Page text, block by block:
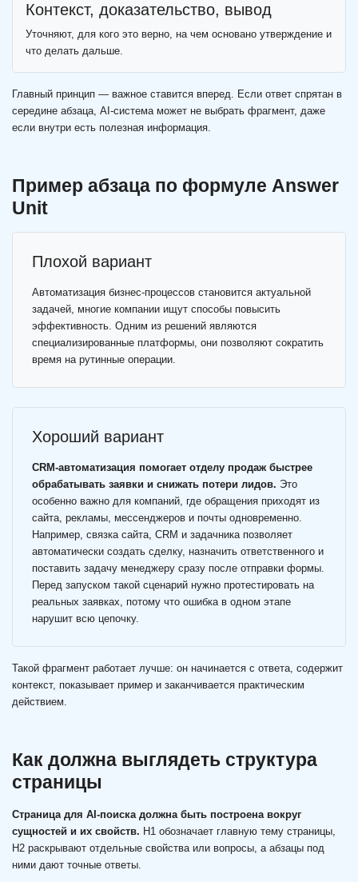
Контекст, доказательство, вывод
Уточняют, для кого это верно, на чем основано утверждение и
что делать дальше.
Главный принцип — важное ставится вперед. Если ответ спрятан в
середине абзаца, AI-система может не выбрать фрагмент, даже
если внутри есть полезная информация.
Пример абзаца по формуле Answer
Unit
Плохой вариант
Автоматизация бизнес-процессов становится актуальной
задачей, многие компании ищут способы повысить
эффективность. Одним из решений являются
специализированные платформы, они позволяют сократить
время на рутинные операции.
Хороший вариант
CRM-автоматизация помогает отделу продаж быстрее
обрабатывать заявки и снижать потери лидов. Это
особенно важно для компаний, где обращения приходят из
сайта, рекламы, мессенджеров и почты одновременно.
Например, связка сайта, CRM и задачника позволяет
автоматически создать сделку, назначить ответственного и
поставить задачу менеджеру сразу после отправки формы.
Перед запуском такой сценарий нужно протестировать на
реальных заявках, потому что ошибка в одном этапе
нарушит всю цепочку.
Такой фрагмент работает лучше: он начинается с ответа, содержит
контекст, показывает пример и заканчивается практическим
действием.
Как должна выглядеть структура
страницы
Страница для AI-поиска должна быть построена вокруг
сущностей и их свойств. H1 обозначает главную тему страницы,
H2 раскрывают отдельные свойства или вопросы, а абзацы под
ними дают точные ответы.